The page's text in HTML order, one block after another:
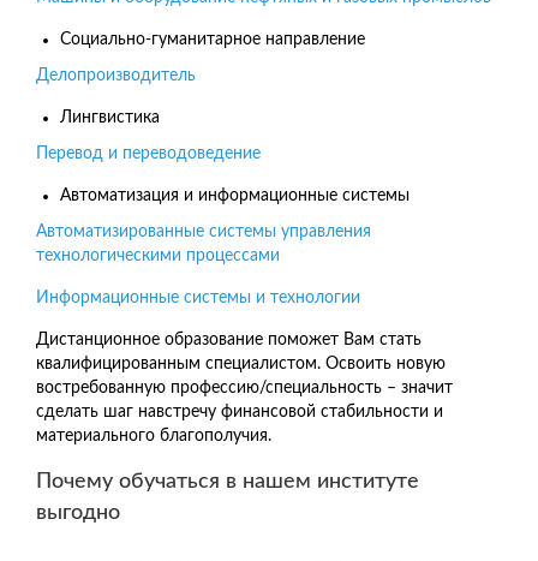
Социально-гуманитарное направление
Делопроизводитель
Лингвистика
Перевод и переводоведение
Автоматизация и информационные системы
Автоматизированные системы управления
технологическими процессами
Информационные системы и технологии
Дистанционное образование поможет Вам стать
квалифицированным специалистом. Освоить новую
востребованную профессию/специальность – значит
сделать шаг навстречу финансовой стабильности и
материального благополучия.
Почему обучаться в нашем институте
выгодно